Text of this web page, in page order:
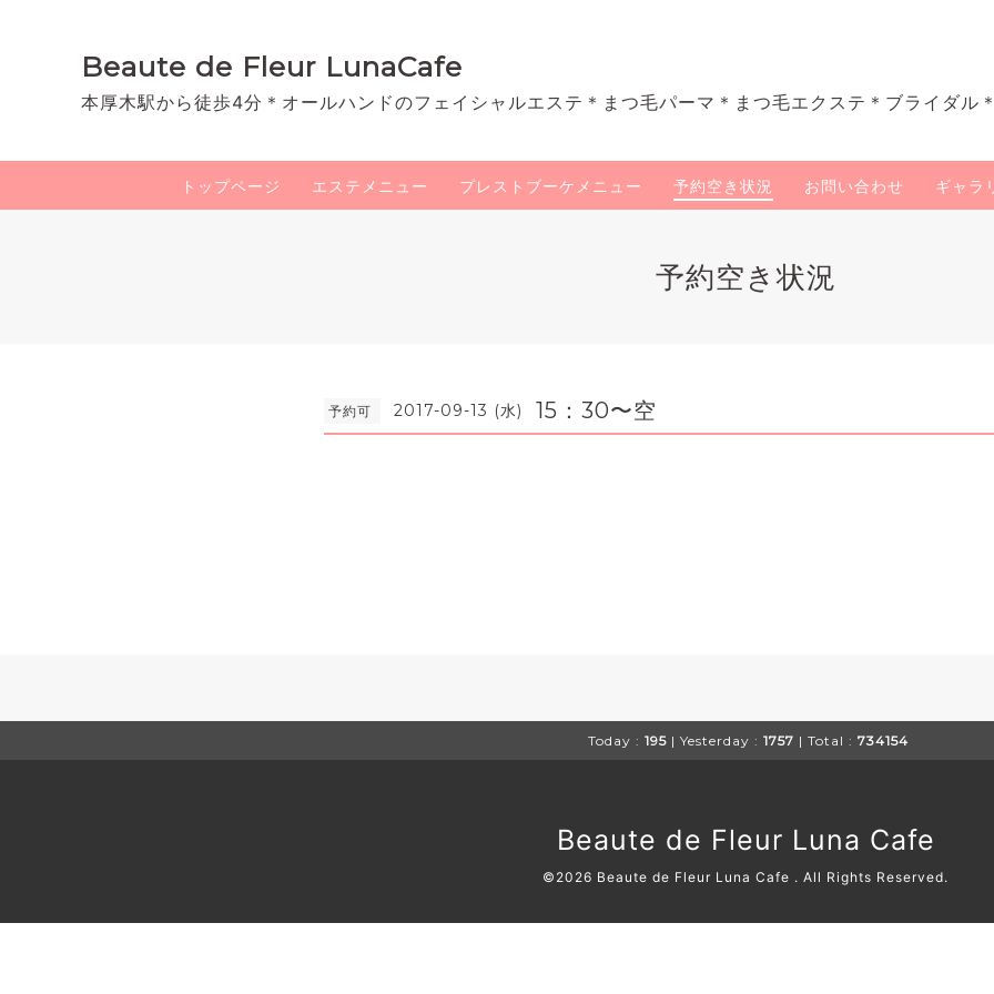
Beaute de Fleur LunaCafe
本厚木駅から徒歩4分＊オールハンドのフェイシャルエステ＊まつ毛パーマ＊まつ毛エクステ＊ブライダル
トップページ エステメニュー プレストブーケメニュー 予約空き状況 お問い合わせ ギャラ
予約空き状況
予約可 2017-09-13 (水) 15：30〜空
Today : 195 | Yesterday : 1757 | Total : 734154
Beaute de Fleur Luna Cafe
©2026 Beaute de Fleur Luna Cafe . All Rights Reserved.